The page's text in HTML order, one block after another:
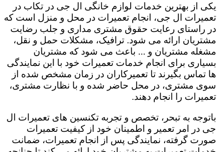
یکی از بهترین خدمات لوازم خانگی ال جی در تکاب در
تعمیرات ال جی، انجام تعمیرات در محل و منزل است که
در راستای رعایت حقوق مشتری مداری و جلب رضایت
مشتریان ارائه می شود. ترافیک، مشکلات حمل و نقل،
مشغله مشتریان و ... باعث می شود که مشتریان
بسیاری برای انجام خدمات تعمیرات خود با این نمایندگی
ها تماس بگیرند تا تعمیرکاران در زمان مشخص شده از
سوی مشتری، در محل حاضر شده و با نظارت مشتری،
تعمیرات را انجام دهند.
باتوجه به تبحر، تخصص و تجربه تکنسین های تعمیرات ال
جی در امر تعمیر و اطمینان خود از کیفیت تعمیرات
صورت گرفته، نمایندگی پس از انجام تعمیرات، ضمانت